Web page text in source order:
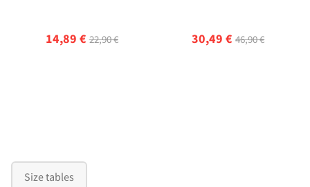
14,89 € 22,90 € 30,49 € 46,90 €
Size tables